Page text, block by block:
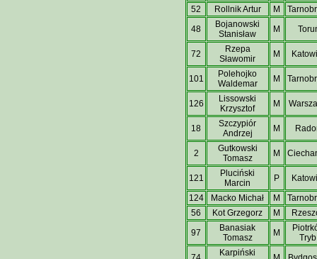
52
Rollnik Artur M
48
Bojanowski
Stanisław
M
72
Rzepa
Sławomir
M
101
Polehojko
Waldemar
M
126
Lissowski
Krzysztof
M
18
Szczypiór
Andrzej
M
2
Gutkowski
Tomasz
M
121
Pluciński
Marcin
P
124
Macko Michał M
56
Kot Grzegorz M
97
Banasiak
Tomasz
M
Karpiński